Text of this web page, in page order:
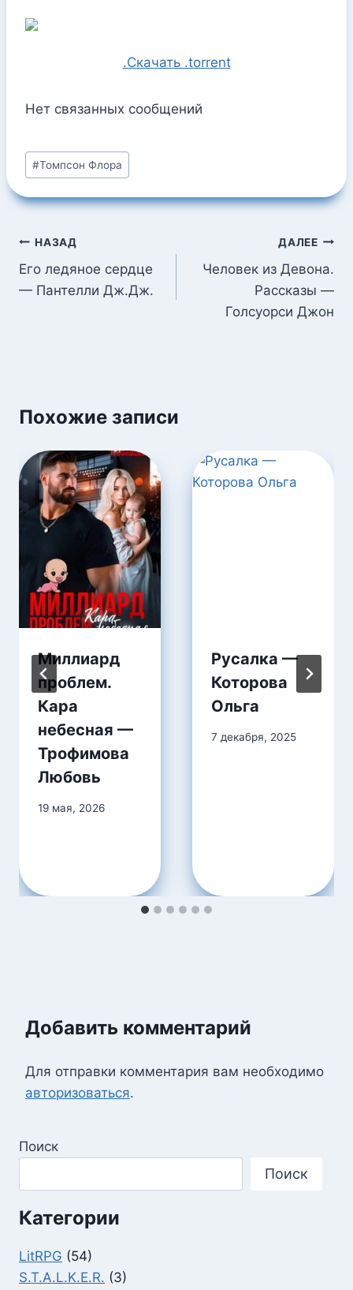
.Скачать .torrent
Нет связанных сообщений
Метки
записи:
#Томпсон Флора
Навигация
по
записям
НАЗАД
Его ледяное сердце
— Пантелли Дж.Дж.
ДАЛЕЕ
Человек из Девона.
Рассказы —
Голсуорси Джон
Похожие записи
Миллиард
проблем.
Кара
небесная —
Трофимова
Любовь
19 мая, 2026
Русалка —
Которова
Ольга
7 декабря, 2025
Добавить комментарий
Для отправки комментария вам необходимо
авторизоваться.
Поиск
Поиск
Категории
LitRPG (54)
S.T.A.L.K.E.R. (3)